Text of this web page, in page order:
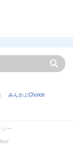
みんかぶChoice
シー